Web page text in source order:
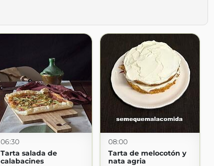
06:30
Tarta salada de
calabacines
08:00
Tarta de melocotón y
nata agria